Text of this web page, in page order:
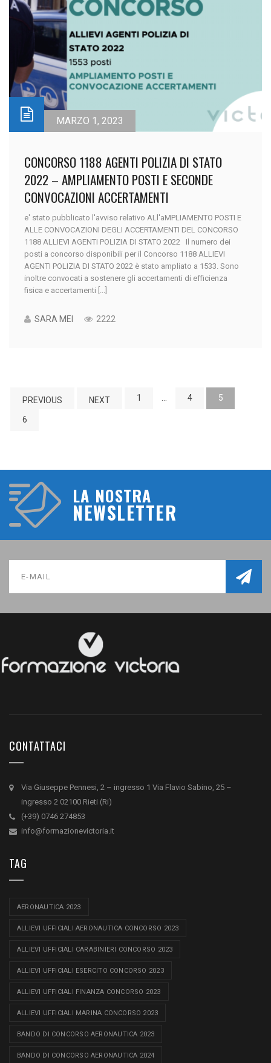
MARZO 1, 2023
CONCORSO 1188 AGENTI POLIZIA DI STATO
2022 – AMPLIAMENTO POSTI E SECONDE
CONVOCAZIONI ACCERTAMENTI
e' stato pubblicato l'avviso relativo ALl'aMPLIAMENTO POSTI E
ALLE CONVOCAZIONI DEGLI ACCERTAMENTI DEL CONCORSO
1188 ALLIEVI AGENTI POLIZIA DI STATO 2022 Il numero dei
posti a concorso disponibili per il Concorso 1188 ALLIEVI
AGENTI POLIZIA DI STATO 2022 è stato ampliato a 1533. Sono
inoltre convocati a sostenere gli accertamenti di efficienza
fisica e accertamenti [...]
SARA MEI 2222
PREVIOUS NEXT 1 4 5
6
LA NOSTRA
NEWSLETTER
CONTATTACI
Via Giuseppe Pennesi, 2 – ingresso 1 Via Flavio Sabino, 25 –
ingresso 2 02100 Rieti (Ri)
(+39) 0746 274853
info@formazionevictoria.it
TAG
AERONAUTICA 2023
ALLIEVI UFFICIALI AERONAUTICA CONCORSO 2023
ALLIEVI UFFICIALI CARABINIERI CONCORSO 2023
ALLIEVI UFFICIALI ESERCITO CONCORSO 2023
ALLIEVI UFFICIALI FINANZA CONCORSO 2023
ALLIEVI UFFICIALI MARINA CONCORSO 2023
BANDO DI CONCORSO AERONAUTICA 2023
BANDO DI CONCORSO AERONAUTICA 2024